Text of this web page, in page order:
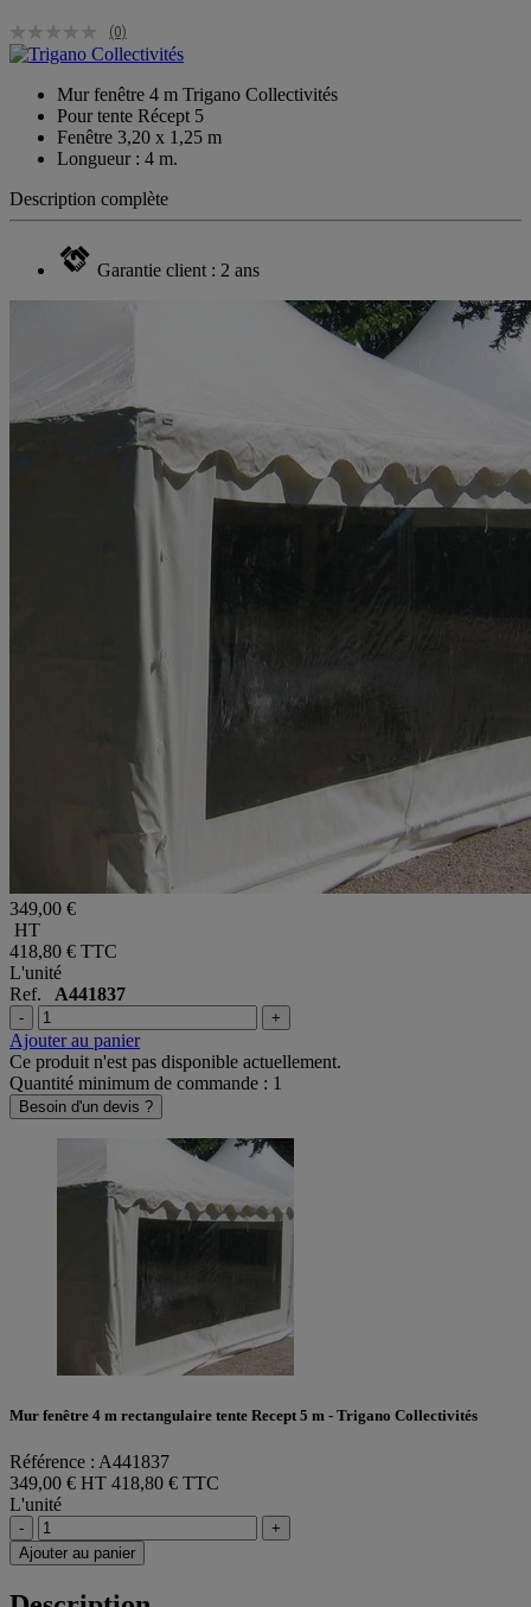
(0)
Mur fenêtre 4 m Trigano Collectivités
Pour tente Récept 5
Fenêtre 3,20 x 1,25 m
Longueur : 4 m.
Description complète
Garantie client : 2 ans
349,00 €
HT
418,80 € TTC
L'unité
Ref. A441837
- +
Ajouter au panier
Ce produit n'est pas disponible actuellement.
Quantité minimum de commande : 1
Besoin d'un devis ?
Mur fenêtre 4 m rectangulaire tente Recept 5 m - Trigano Collectivités
Référence : A441837
349,00 € HT 418,80 € TTC
L'unité
-
+
Ajouter au panier